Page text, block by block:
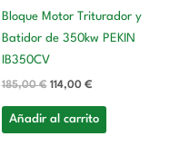
Bloque Motor Triturador y
Batidor de 350kw PEKIN
IB350CV
185,00€ 114,00 €
Añadir al carrito